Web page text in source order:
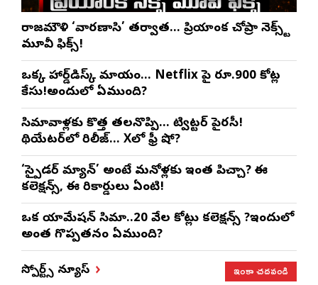
రాజమౌళి ‘వారణాసి’ తర్వాత… ప్రియాంక చోప్రా నెక్స్ట్
మూవీ ఫిక్స్!
ఒక్క హార్డ్‌డిస్క్ మాయం… Netflix పై రూ.900 కోట్ల
కేసు!అందులో ఏముంది?
సినిమావాళ్లకు కొత్త తలనొప్పి… ట్విట్టర్ పైరసీ!
థియేటర్‌లో రిలీజ్… Xలో ఫ్రీ షో?
‘స్పైడర్ మ్యాన్’ అంటే మనోళ్లకు ఇంత పిచ్చా? ఈ
కలెక్షన్స్, ఈ రికార్డులు ఏంటి!
ఒక యానిమేషన్ సినిమా..20 వేల కోట్లు కలెక్షన్స్ ?ఇందులో
అంత గొప్పతనం ఏముంది?
స్పోర్ట్స్ న్యూస్ ఇంకా చదవండి